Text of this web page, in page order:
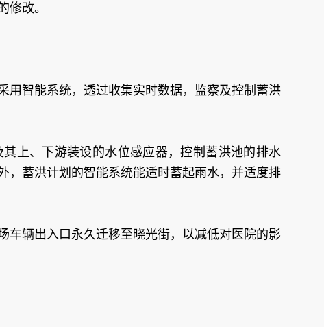
改。
用智能系统，透过收集实时数据，监察及控制蓄洪
上、下游装设的水位感应器，控制蓄洪池的排水
，蓄洪计划的智能系统能适时蓄起雨水，并适度排
车辆出入口永久迁移至晓光街，以减低对医院的影